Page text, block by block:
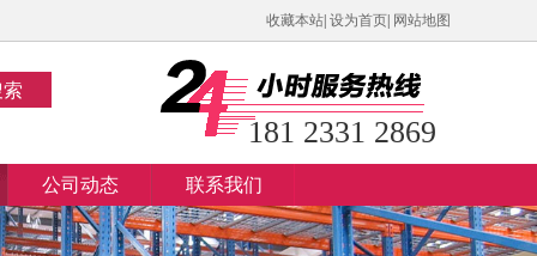
收藏本站 设为首页 网站地图
181 2331 2869
公司动态 联系我们